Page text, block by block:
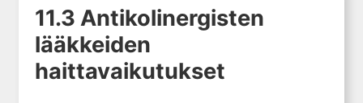
KIRJASTO
1. Johdanto farmakologiaan
2. Lääkkeiden kemia
3. Lääkekehitys
11.3 Antikolinergisten
lääkkeiden
haittavaikutukset